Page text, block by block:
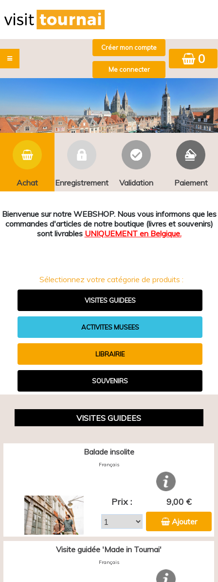
0
Achat Enregistrement Validation Paiement
Bienvenue sur notre WEBSHOP. Nous vous informons que les
commandes d'articles de notre boutique (livres et souvenirs)
sont livrables UNIQUEMENT en Belgique.
Sélectionnez votre catégorie de produits :
VISITES GUIDEES
ACTIVITES MUSEES
LIBRAIRIE
SOUVENIRS
VISITES GUIDEES
Balade insolite
Français
Prix : 9,00 €
Ajouter
Visite guidée 'Made in Tournai'
Français